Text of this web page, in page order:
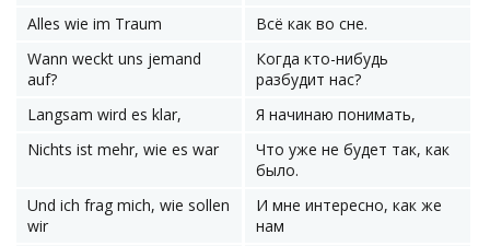
Alles wie im Traum
Всё как во сне.
Wann weckt uns jemand
auf?
Когда кто-нибудь
разбудит нас?
Langsam wird es klar,
Я начинаю понимать,
Nichts ist mehr, wie es war
Что уже не будет так, как
было.
Und ich frag mich, wie sollen
wir
И мне интересно, как же
нам